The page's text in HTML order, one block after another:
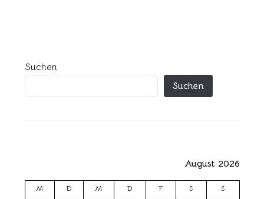
Suchen
Suchen
August 2026
M D M D F S S